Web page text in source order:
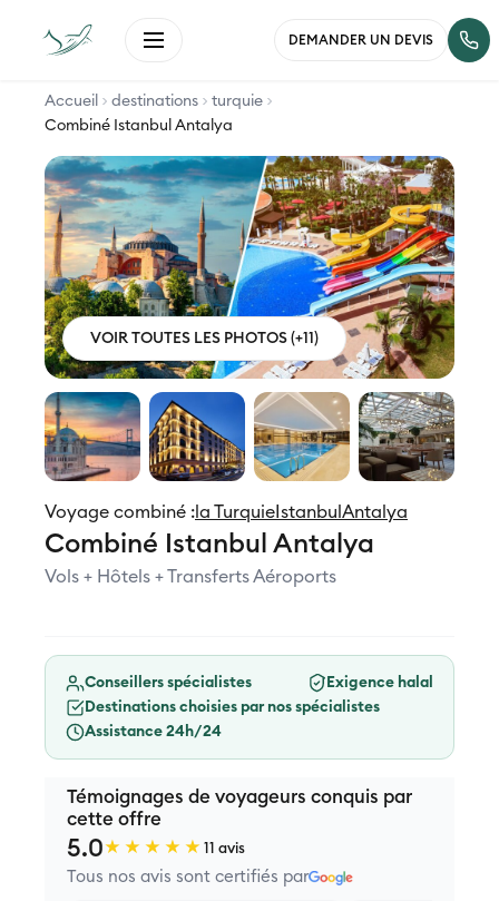
DEMANDER UN DEVIS
Accueil destinations
turquie
Combiné Istanbul Antalya
VOIR TOUTES LES PHOTOS (+11)
Voyage combiné : la Turquie Istanbul Antalya
Combiné Istanbul Antalya
Vols + Hôtels + Transferts Aéroports
Conseillers spécialistes
Exigence halal
Destinations choisies par nos spécialistes
Assistance 24h/24
Témoignages de voyageurs conquis par
cette offre
5.0★★★★★ 11 avis
Tous nos avis sont certifiés par